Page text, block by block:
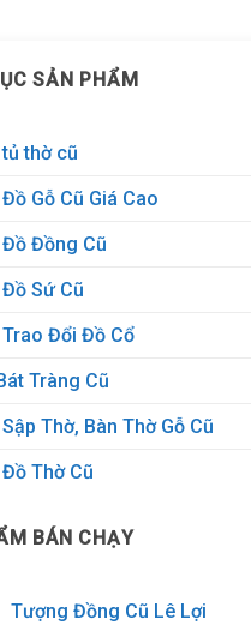
SẢN PHẨM
thờ cũ
Gỗ Cũ Giá Cao
Đồng Cũ
Sứ Cũ
Trao Đổi Đồ Cổ
Tràng Cũ
Thờ, Bàn Thờ Gỗ Cũ
Thờ Cũ
BÁN CHẠY
Tượng Đồng Cũ Lê Lợi